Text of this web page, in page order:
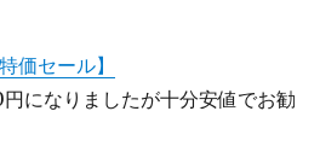
価セール】
になりましたが十分安値でお勧